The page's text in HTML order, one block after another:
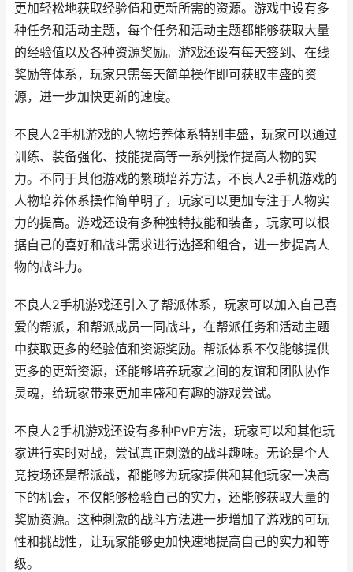
更加轻松地获取经验值和更新所需的资源。游戏中设有多
种任务和活动主题，每个任务和活动主题都能够获取大量
的经验值以及各种资源奖励。游戏还设有每天签到、在线
奖励等体系，玩家只需每天简单操作即可获取丰盛的资
源，进一步加快更新的速度。
不良人2手机游戏的人物培养体系特别丰盛，玩家可以通过
训练、装备强化、技能提高等一系列操作提高人物的实
力。不同于其他游戏的繁琐培养方法，不良人2手机游戏的
人物培养体系操作简单明了，玩家可以更加专注于人物实
力的提高。游戏还设有多种独特技能和装备，玩家可以根
据自己的喜好和战斗需求进行选择和组合，进一步提高人
物的战斗力。
不良人2手机游戏还引入了帮派体系，玩家可以加入自己喜
爱的帮派，和帮派成员一同战斗，在帮派任务和活动主题
中获取更多的经验值和资源奖励。帮派体系不仅能够提供
更多的更新资源，还能够培养玩家之间的友谊和团队协作
灵魂，给玩家带来更加丰盛和有趣的游戏尝试。
不良人2手机游戏还设有多种PvP方法，玩家可以和其他玩
家进行实时对战，尝试真正刺激的战斗趣味。无论是个人
竞技场还是帮派战，都能够为玩家提供和其他玩家一决高
下的机会，不仅能够检验自己的实力，还能够获取大量的
奖励资源。这种刺激的战斗方法进一步增加了游戏的可玩
性和挑战性，让玩家能够更加快速地提高自己的实力和等
级。